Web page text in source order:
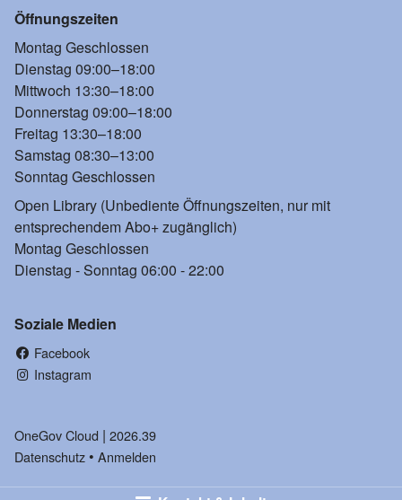
Öffnungszeiten
Montag Geschlossen
Dienstag 09:00–18:00
Mittwoch 13:30–18:00
Donnerstag 09:00–18:00
Freitag 13:30–18:00
Samstag 08:30–13:00
Sonntag Geschlossen
Open Library (Unbediente Öffnungszeiten, nur mit
entsprechendem Abo+ zugänglich)
Montag Geschlossen
Dienstag - Sonntag 06:00 - 22:00
Soziale Medien
Facebook
Instagram
OneGov Cloud (External Link)
| 2026.39
Datenschutz (External Link)
Anmelden